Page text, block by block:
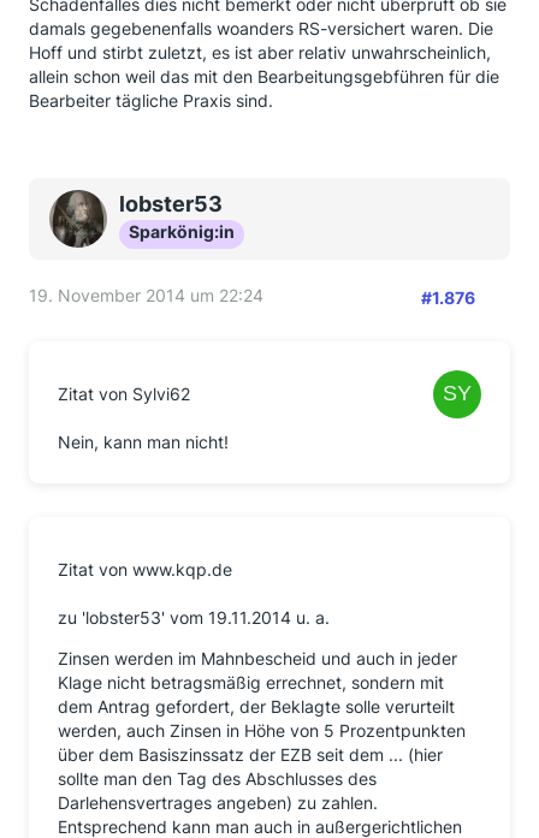
Schadenfalles dies nicht bemerkt oder nicht überprüft ob sie
damals gegebenenfalls woanders RS-versichert waren. Die
Hoff und stirbt zuletzt, es ist aber relativ unwahrscheinlich,
allein schon weil das mit den Bearbeitungsgebführen für die
Bearbeiter tägliche Praxis sind.
lobster53
Sparkönig:in
19. November 2014 um 22:24 #1.876
Zitat von Sylvi62
Nein, kann man nicht!
Zitat von www.kqp.de
zu 'lobster53' vom 19.11.2014 u. a.
Zinsen werden im Mahnbescheid und auch in jeder
Klage nicht betragsmäßig errechnet, sondern mit
dem Antrag gefordert, der Beklagte solle verurteilt
werden, auch Zinsen in Höhe von 5 Prozentpunkten
über dem Basiszinssatz der EZB seit dem ... (hier
sollte man den Tag des Abschlusses des
Darlehensvertrages angeben) zu zahlen.
Entsprechend kann man auch in außergerichtlichen